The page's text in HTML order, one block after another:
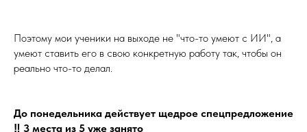
Поэтому мои ученики на выходе не "что-то умеют с ИИ", а
умеют ставить его в свою конкретную работу так, чтобы он
реально что-то делал.
До понедельника действует щедрое спецпредложение
‼️ 3 места из 5 уже занято